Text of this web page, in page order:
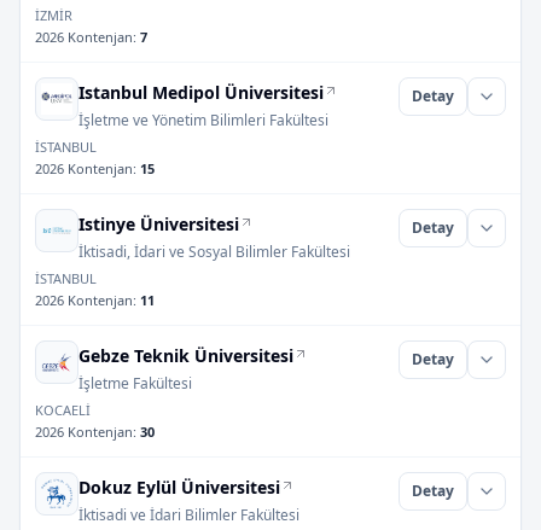
İZMİR
2026 Kontenjan: 7
Istanbul Medipol Üniversitesi
İşletme ve Yönetim Bilimleri Fakültesi
Detay
İSTANBUL
2026 Kontenjan: 15
Istinye Üniversitesi
İktisadi, İdari ve Sosyal Bilimler Fakültesi
Detay
İSTANBUL
2026 Kontenjan: 11
Gebze Teknik Üniversitesi
İşletme Fakültesi
Detay
KOCAELİ
2026 Kontenjan: 30
Dokuz Eylül Üniversitesi
İktisadi ve İdari Bilimler Fakültesi
Detay